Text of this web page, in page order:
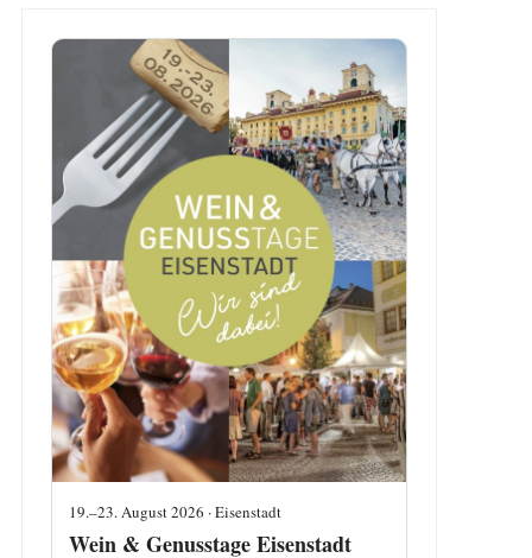
19.–23. August 2026 · Eisenstadt
Wein & Genusstage Eisenstadt